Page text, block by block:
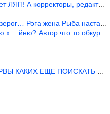
А корректоры, редакторы пропус
Рога жена Рыба наставила ))
йню? Автор что то обкурился?
ЕЩЕ ПОИСКАТЬ НАДО